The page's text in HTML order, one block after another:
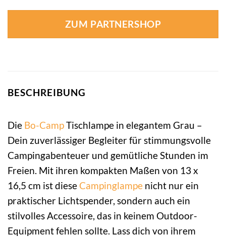
ZUM PARTNERSHOP
BESCHREIBUNG
Die Bo-CampTischlampe in elegantem Grau –
Dein zuverlässiger Begleiter für stimmungsvolle
Campingabenteuer und gemütliche Stunden im
Freien. Mit ihren kompakten Maßen von 13 x
16,5 cm ist diese Campinglampe nicht nur ein
praktischer Lichtspender, sondern auch ein
stilvolles Accessoire, das in keinem Outdoor-
Equipment fehlen sollte. Lass dich von ihrem